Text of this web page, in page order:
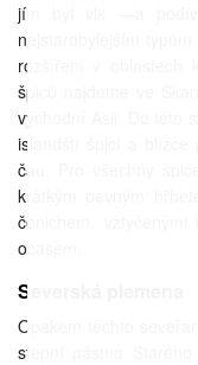
jím byl vlk —a
nejstarobylejším
rozšířeni v oblastech
špiců najdeme ve
východní Asii. Do této
islandští špici a
čau. Pro všechny
krátkým pevným
čenichem,
ocasem.
Severská plemena
Opakem těchto
stepní pásmo